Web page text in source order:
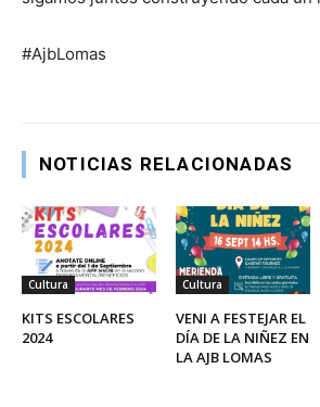
#AjbLomas
NOTICIAS RELACIONADAS
Cultura
KITS ESCOLARES
2024
Cultura
VENI A FESTEJAR EL
DÍA DE LA NIÑEZ EN
LA AJB LOMAS